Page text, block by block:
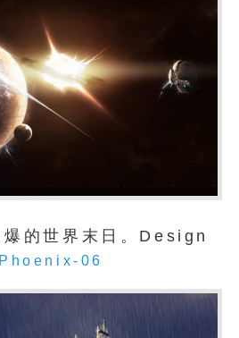
的世界末日。Design
Phoenix-06